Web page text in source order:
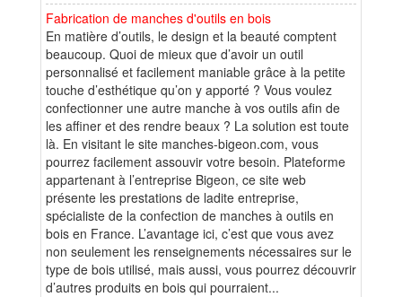
Fabrication de manches d'outils en bois
En matière d’outils, le design et la beauté comptent
beaucoup. Quoi de mieux que d’avoir un outil
personnalisé et facilement maniable grâce à la petite
touche d’esthétique qu’on y apporté ? Vous voulez
confectionner une autre manche à vos outils afin de
les affiner et des rendre beaux ? La solution est toute
là. En visitant le site manches-bigeon.com, vous
pourrez facilement assouvir votre besoin. Plateforme
appartenant à l’entreprise Bigeon, ce site web
présente les prestations de ladite entreprise,
spécialiste de la confection de manches à outils en
bois en France. L’avantage ici, c’est que vous avez
non seulement les renseignements nécessaires sur le
type de bois utilisé, mais aussi, vous pourrez découvrir
d’autres produits en bois qui pourraient...